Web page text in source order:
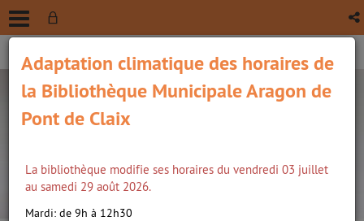
recherche avancée
Adaptation climatique des horaires de
la Bibliothèque Municipale Aragon de
Pont de Claix
La bibliothèque modifie ses horaires du vendredi 03 juillet
au samedi 29 août 2026.
Mardi: de 9h à 12h30